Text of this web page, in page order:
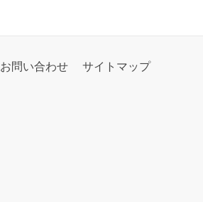
お問い合わせ サイトマップ